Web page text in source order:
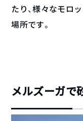
たり、様々なモロ
場所です。
メルズーガで